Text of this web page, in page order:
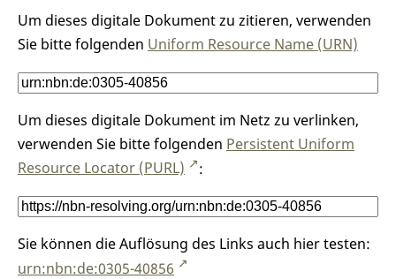
Um dieses digitale Dokument zu zitieren, verwenden
Sie bitte folgenden Uniform Resource Name (URN)
Um dieses digitale Dokument im Netz zu verlinken,
verwenden Sie bitte folgenden Persistent Uniform
Resource Locator (PURL)
:
Sie können die Auflösung des Links auch hier testen:
urn:nbn:de:0305-40856